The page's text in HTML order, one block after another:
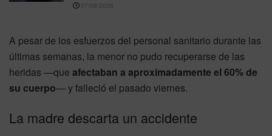
07/08/2026
A pesar de los esfuerzos del personal sanitario durante las
últimas semanas, la menor no pudo recuperarse de las
heridas —que afectaban a aproximadamente el 60% de
su cuerpo— y falleció el pasado viernes.
La madre descarta un accidente